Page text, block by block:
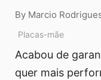
By Marcio
Placas-mãe
Acabou de
quer mais